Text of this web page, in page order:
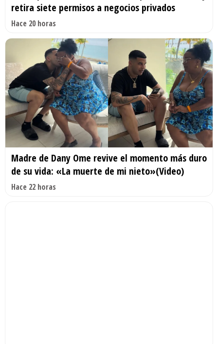
retira siete permisos a negocios privados
Hace 20 horas
Madre de Dany Ome revive el momento más duro
de su vida: «La muerte de mi nieto»(Video)
Hace 22 horas